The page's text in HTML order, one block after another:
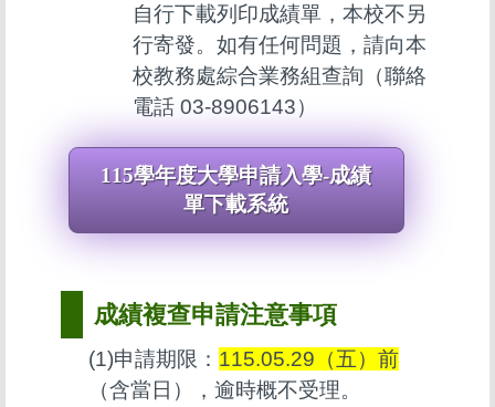
自行下載列印成績單，本校不另
行寄發。如有任何問題，請向本
校教務處綜合業務組查詢（聯絡
電話 03-8906143）
115學年度大學申請入學-成績
單下載系統
成績複查申請注意事項
(1)申請期限： 115.05.29（五）前
（含當日），逾時概不受理。